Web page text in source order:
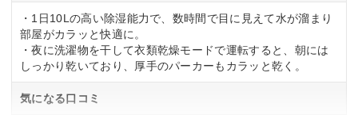
除湿能力(鉄筋)
木造：10/13畳(50/60Hz)
鉄筋：20/25畳(50/60Hz)
タンク容量
・1日10Lの高い除湿能力で、数時間で目に見えて水が溜まり
部屋がカラッと快適に。
・夜に洗濯物を干して衣類乾燥モードで運転すると、朝には
しっかり乾いており、厚手のパーカーもカラッと乾く。
気になる口コミ